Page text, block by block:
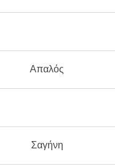
Απαλός
Σαγήνη